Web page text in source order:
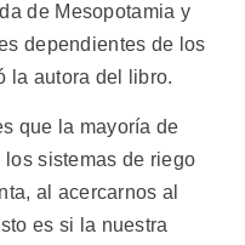
de Mesopotamia y
dependientes de los
la autora del libro.
que la mayoría de
sistemas de riego
al acercarnos al
es si la nuestra